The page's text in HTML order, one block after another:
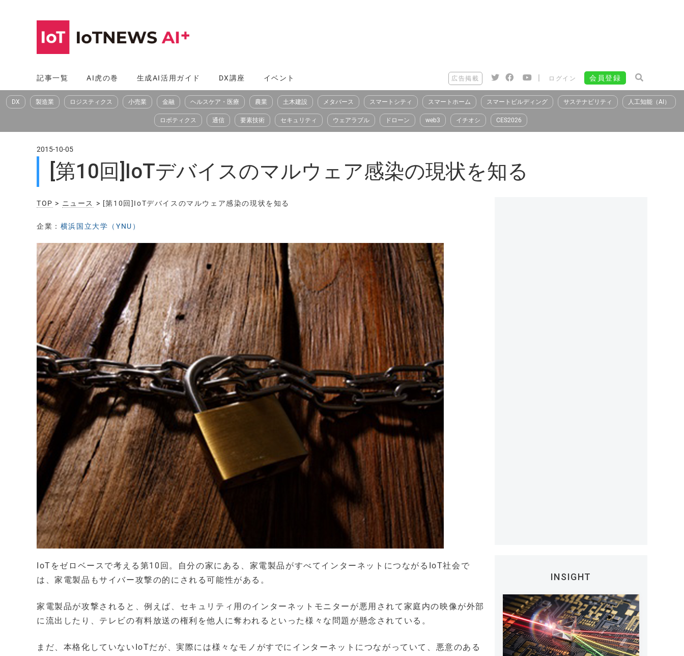
へ
ス
記事一覧 AI虎の巻 生成AI活用ガイド DX講座 イベント 広告掲載 | ログイン 会員登録
DX 製造業 ロジスティクス 小売業 金融 ヘルスケア・医療 農業 土木建設 メタバース スマートシティ スマートホーム スマートビルディング サステナビリティ 人工知能（AI）
ロボティクス 通信 要素技術 セキュリティ ウェアラブル ドローン web3 イチオシ CES2026
2015-10-05
[第10回]IoTデバイスのマルウェア感染の現状を知る
TOP > ニュース > [第10回]IoTデバイスのマルウェア感染の現状を知る
企業： 横浜国立大学（YNU）
IoTをゼロベースで考える第10回。自分の家にある、家電製品がすべてインターネットにつながるIoT社会で
は、家電製品もサイバー攻撃の的にされる可能性がある。
家電製品が攻撃されると、例えば、セキュリティ用のインターネットモニターが悪用されて家庭内の映像が外部
に流出したり、テレビの有料放送の権利を他人に奪われるといった様々な問題が懸念されている。
まだ、本格化していないIoTだが、実際には様々なモノがすでにインターネットにつながっていて、悪意のある
INSIGHT